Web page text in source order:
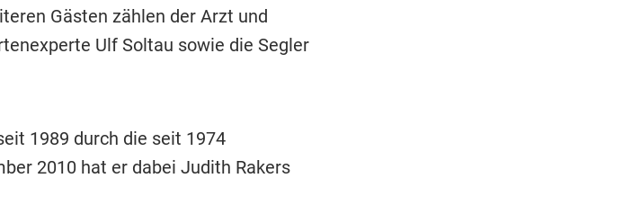
Gästen zählen der Arzt und
Ulf Soltau sowie die Segler
1989 durch die seit 1974
2010 hat er dabei Judith Rakers